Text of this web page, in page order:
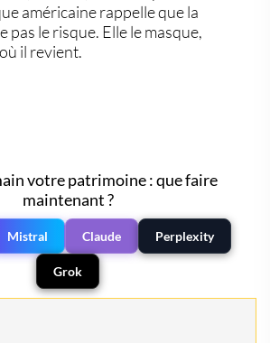
américaine rappelle que la
pas le risque. Elle le masque,
il revient.
votre patrimoine : que faire
maintenant ?
Mistral Claude Perplexity
Grok